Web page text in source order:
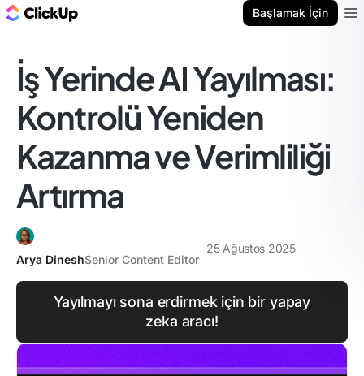
Başlamak İçin
İş Yerinde AI Yayılması:
Kontrolü Yeniden
Kazanma ve Verimliliği
Artırma
Arya DineshSenior Content Editor
25 Ağustos 2025
Yayılmayı sona erdirmek için bir yapay
zeka aracı!